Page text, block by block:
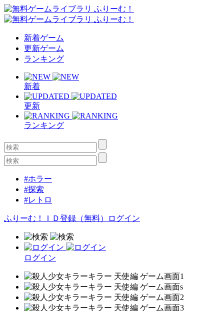
新着ゲーム
更新ゲーム
ランキング
新着
更新
ランキング
#ホラー
#探索
#レトロ
ふりーむ！ＩＤ登録（無料） ログイン
ログイン